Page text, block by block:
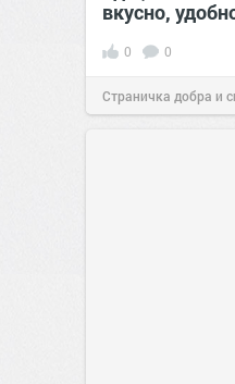
вкусно,
0 0
Страничка добра и